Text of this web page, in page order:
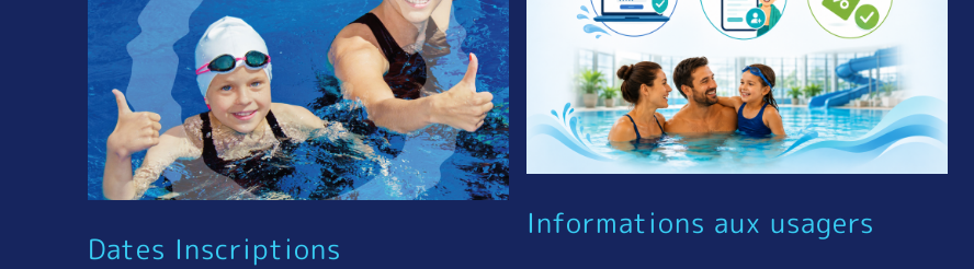
Dates Inscriptions
Informations aux usagers